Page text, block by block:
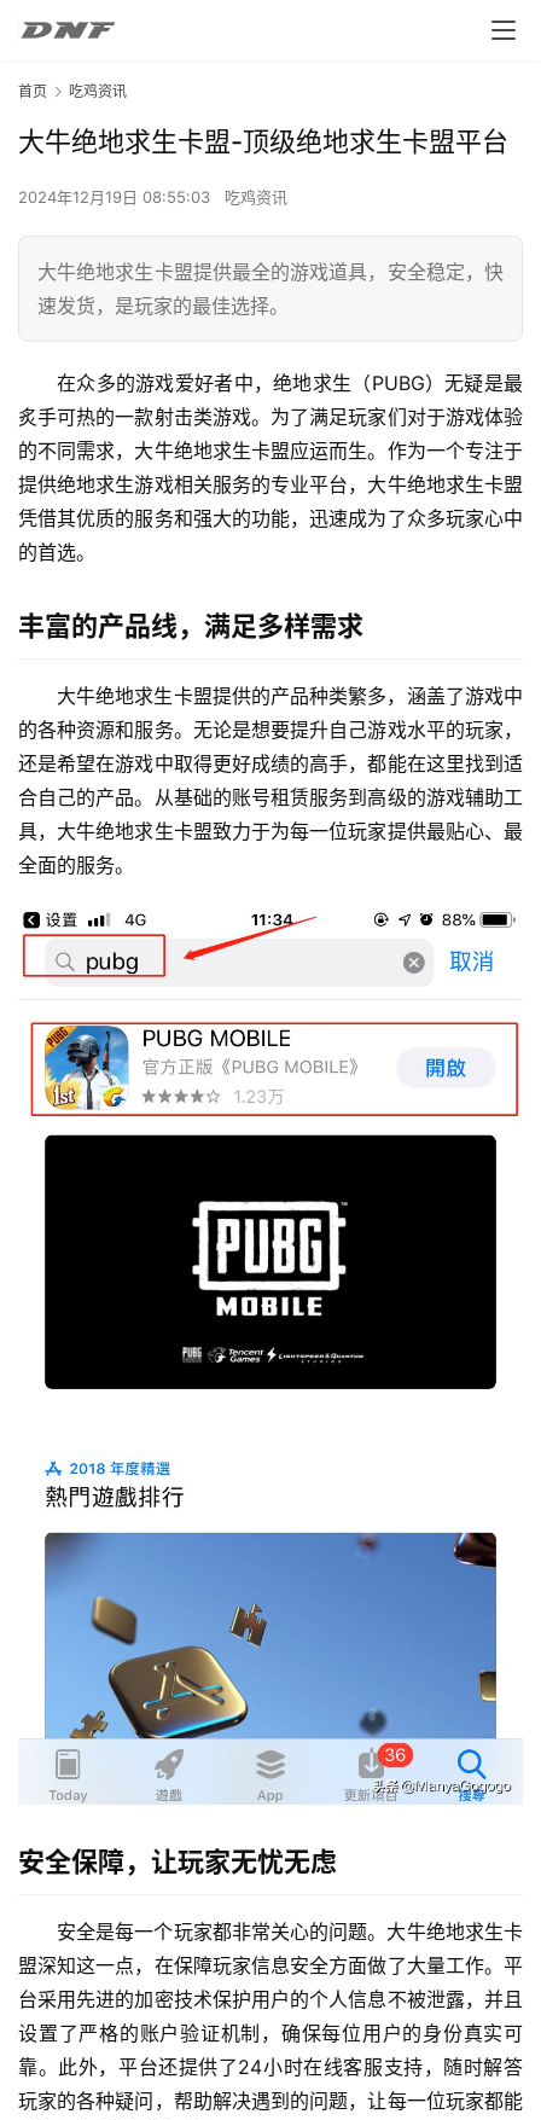
首页 吃鸡资讯
大牛绝地求生卡盟-顶级绝地求生卡盟平台
2024年12月19日 08:55:03 吃鸡资讯
大牛绝地求生卡盟提供最全的游戏道具，安全稳定，快
速发货，是玩家的最佳选择。
在众多的游戏爱好者中，绝地求生（PUBG）无疑是最
炙手可热的一款射击类游戏。为了满足玩家们对于游戏体验
的不同需求，大牛绝地求生卡盟应运而生。作为一个专注于
提供绝地求生游戏相关服务的专业平台，大牛绝地求生卡盟
凭借其优质的服务和强大的功能，迅速成为了众多玩家心中
的首选。
丰富的产品线，满足多样需求
大牛绝地求生卡盟提供的产品种类繁多，涵盖了游戏中
的各种资源和服务。无论是想要提升自己游戏水平的玩家，
还是希望在游戏中取得更好成绩的高手，都能在这里找到适
合自己的产品。从基础的账号租赁服务到高级的游戏辅助工
具，大牛绝地求生卡盟致力于为每一位玩家提供最贴心、最
全面的服务。
安全保障，让玩家无忧无虑
安全是每一个玩家都非常关心的问题。大牛绝地求生卡
盟深知这一点，在保障玩家信息安全方面做了大量工作。平
台采用先进的加密技术保护用户的个人信息不被泄露，并且
设置了严格的账户验证机制，确保每位用户的身份真实可
靠。此外，平台还提供了24小时在线客服支持，随时解答
玩家的各种疑问，帮助解决遇到的问题，让每一位玩家都能